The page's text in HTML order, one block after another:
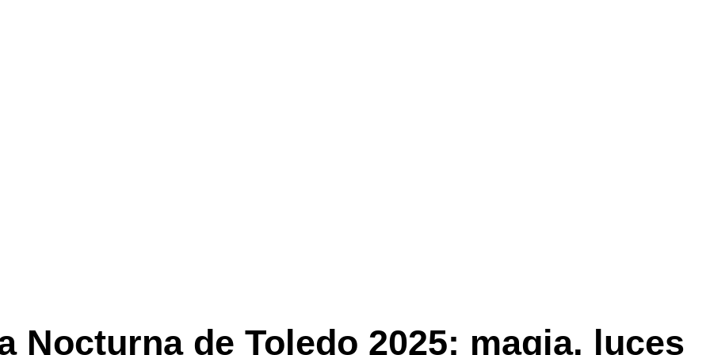
Nocturna de Toledo 2025: magia, luces